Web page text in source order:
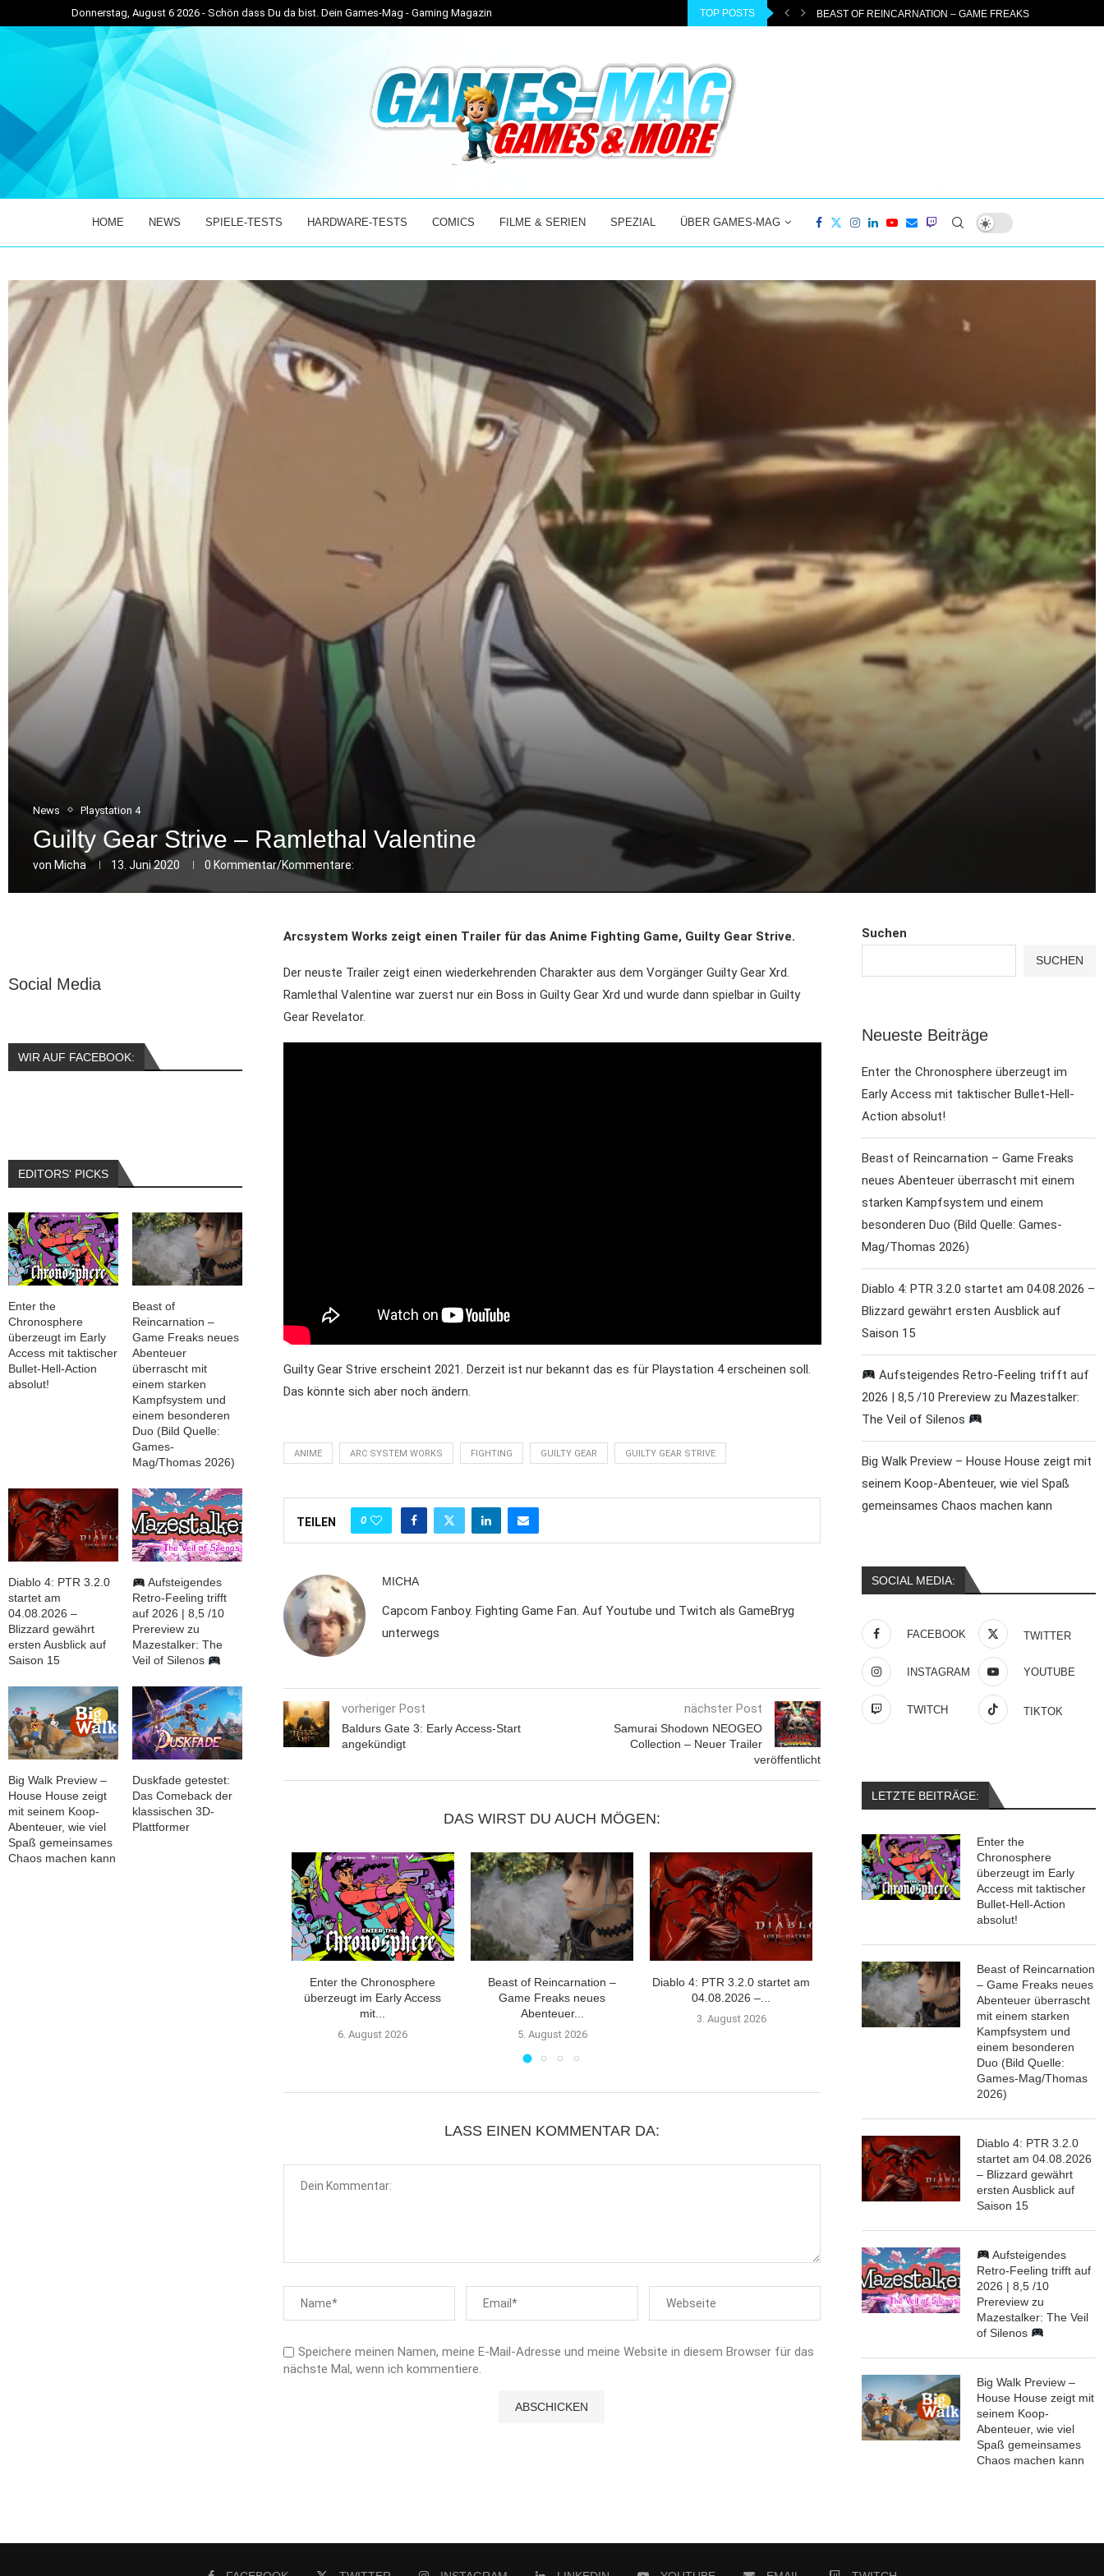
Donnerstag, August 6 2026 - Schön dass Du da bist. Dein Games-Mag - Gaming Magazin TOP POSTS
– DER... ENTER THE CHRONOSPHERE ÜBERZEUGT IM EARLY ACCESS MIT... BEAST OF REINCARNATION – GAME FREAKS NEUES ABENTEUER... DIABLO 4: PTR 3.2.0 STARTET AM 04.08.2026 –...
HOME NEWS SPIELE-TESTS HARDWARE-TESTS COMICS FILME & SERIEN SPEZIAL ÜBER GAMES-MAG
News Playstation 4
Guilty Gear Strive – Ramlethal Valentine
von Micha 13. Juni 2020 0 Kommentar/Kommentare:
Arcsystem Works zeigt einen Trailer für das Anime Fighting Game, Guilty Gear Strive.
Der neuste Trailer zeigt einen wiederkehrenden Charakter aus dem Vorgänger Guilty Gear Xrd.
Ramlethal Valentine war zuerst nur ein Boss in Guilty Gear Xrd und wurde dann spielbar in Guilty
Gear Revelator.
Guilty Gear Strive erscheint 2021. Derzeit ist nur bekannt das es für Playstation 4 erscheinen soll.
Das könnte sich aber noch ändern.
ANIME ARC SYSTEM WORKS FIGHTING GUILTY GEAR GUILTY GEAR STRIVE
TEILEN 0
MICHA
Capcom Fanboy. Fighting Game Fan. Auf Youtube und Twitch als GameBryg
unterwegs
vorheriger Post
Baldurs Gate 3: Early Access-Start
angekündigt
nächster Post
Samurai Shodown NEOGEO
Collection – Neuer Trailer
veröffentlicht
DAS WIRST DU AUCH MÖGEN:
Enter the Chronosphere
überzeugt im Early Access
mit...
6. August 2026
Beast of Reincarnation –
Game Freaks neues
Abenteuer...
5. August 2026
Diablo 4: PTR 3.2.0 startet am
04.08.2026 –...
3. August 2026
Duskfade getestet: Das
Comeback der klassischen 3D-
Plattformer
Mein eigener
Planet… | 8/10
30. Juli
LASS EINEN KOMMENTAR DA:
Speichere meinen Namen, meine E-Mail-Adresse und meine Website in diesem Browser für das
nächste Mal, wenn ich kommentiere.
Suchen
SUCHEN
Neueste Beiträge
Enter the Chronosphere überzeugt im
Early Access mit taktischer Bullet-Hell-
Action absolut!
Beast of Reincarnation – Game Freaks
neues Abenteuer überrascht mit einem
starken Kampfsystem und einem
besonderen Duo (Bild Quelle: Games-
Mag/Thomas 2026)
Diablo 4: PTR 3.2.0 startet am 04.08.2026 –
Blizzard gewährt ersten Ausblick auf
Saison 15
Aufsteigendes Retro-Feeling trifft auf
2026 | 8,5 /10 Prereview zu Mazestalker:
The Veil of Silenos
Big Walk Preview – House House zeigt mit
seinem Koop-Abenteuer, wie viel Spaß
gemeinsames Chaos machen kann
SOCIAL MEDIA:
FACEBOOK TWITTER
INSTAGRAM YOUTUBE
TWITCH TIKTOK
LETZTE BEITRÄGE:
Enter the
Chronosphere
überzeugt im Early
Access mit taktischer
Bullet-Hell-Action
absolut!
Beast of Reincarnation
– Game Freaks neues
Abenteuer überrascht
mit einem starken
Kampfsystem und
einem besonderen
Duo (Bild Quelle:
Games-Mag/Thomas
2026)
Diablo 4: PTR 3.2.0
startet am 04.08.2026
– Blizzard gewährt
ersten Ausblick auf
Saison 15
Aufsteigendes
Retro-Feeling trifft auf
2026 | 8,5 /10
Prereview zu
Mazestalker: The Veil
of Silenos
Big Walk Preview –
House House zeigt mit
seinem Koop-
Abenteuer, wie viel
Spaß gemeinsames
Chaos machen kann
Social Media
WIR AUF FACEBOOK:
EDITORS‘ PICKS
Enter the
Chronosphere
überzeugt im Early
Access mit taktischer
Bullet-Hell-Action
absolut!
Beast of
Reincarnation –
Game Freaks neues
Abenteuer
überrascht mit
einem starken
Kampfsystem und
einem besonderen
Duo (Bild Quelle:
Games-
Mag/Thomas 2026)
Diablo 4: PTR 3.2.0
startet am
04.08.2026 –
Blizzard gewährt
ersten Ausblick auf
Saison 15
Aufsteigendes
Retro-Feeling trifft
auf 2026 | 8,5 /10
Prereview zu
Mazestalker: The
Veil of Silenos
Big Walk Preview –
House House zeigt
mit seinem Koop-
Abenteuer, wie viel
Spaß gemeinsames
Chaos machen kann
Duskfade getestet:
Das Comeback der
klassischen 3D-
Plattformer